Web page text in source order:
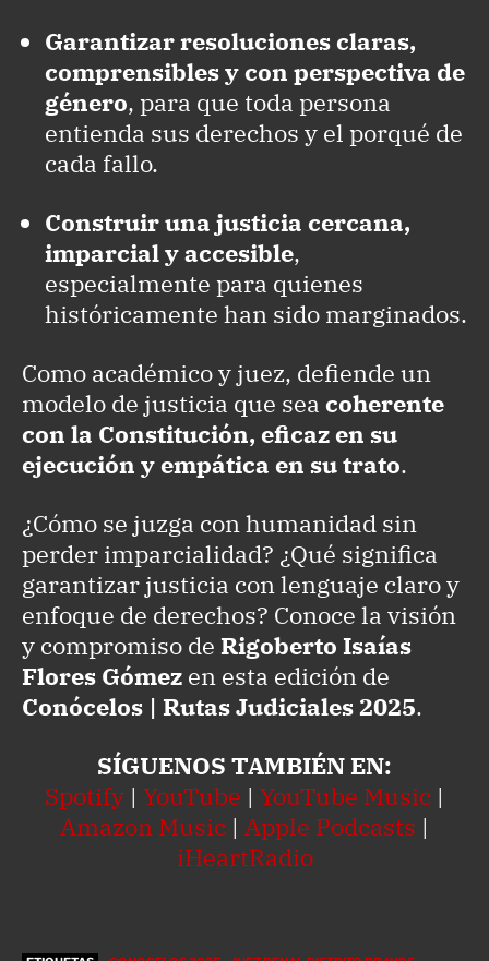
Garantizar resoluciones claras,
comprensibles y con perspectiva de
género, para que toda persona
entienda sus derechos y el porqué de
cada fallo.
Construir una justicia cercana,
imparcial y accesible,
especialmente para quienes
históricamente han sido marginados.
Como académico y juez, defiende un
modelo de justicia que sea coherente
con la Constitución, eficaz en su
ejecución y empática en su trato.
¿Cómo se juzga con humanidad sin
perder imparcialidad? ¿Qué significa
garantizar justicia con lenguaje claro y
enfoque de derechos? Conoce la visión
y compromiso de Rigoberto Isaías
Flores Gómez en esta edición de
Conócelos | Rutas Judiciales 2025.
SÍGUENOS TAMBIÉN EN:
Spotify | YouTube | YouTube Music |
Amazon Music | Apple Podcasts |
iHeartRadio